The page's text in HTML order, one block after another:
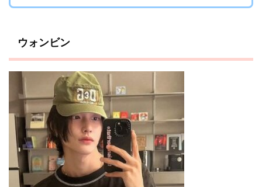
ウォンビン